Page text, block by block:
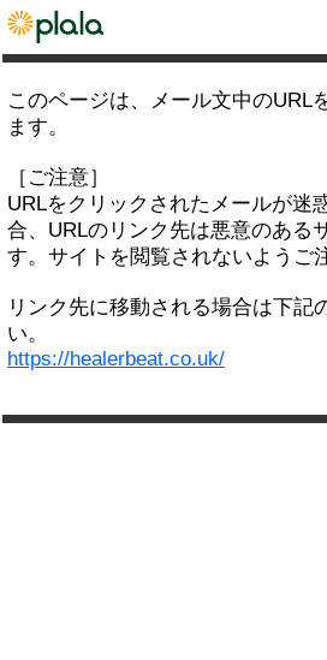
このページは、メール文中のURL
ます。
［ご注意］
URLをクリックされたメールが迷
合、URLのリンク先は悪意のある
す。サイトを閲覧されないようご
リンク先に移動される場合は下記
い。
https://healerbeat.co.uk/